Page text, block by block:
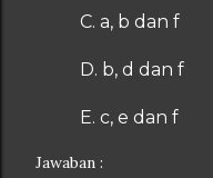
C. a, b dan f
D. b, d dan f
E. c, e dan f
Jawaban :